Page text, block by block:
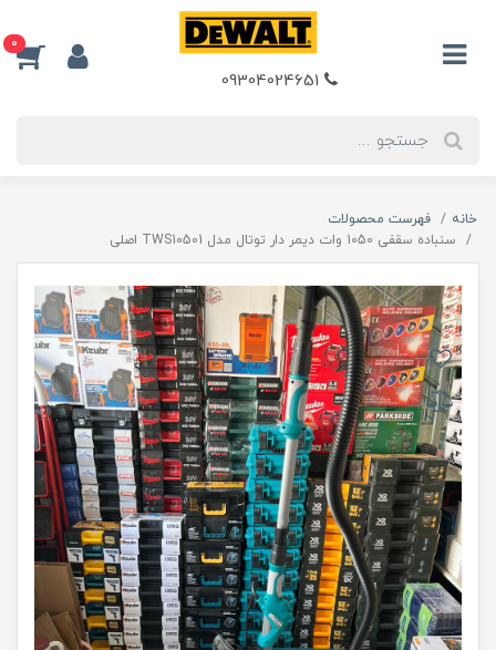
0
خانه
فهرست محصولات
سنباده سقفی 1050 وات دیمر دار توتال مدل TWS10501 اصلی